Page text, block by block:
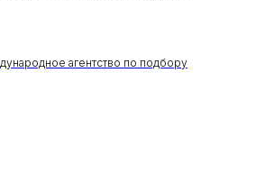
агентство по подбору